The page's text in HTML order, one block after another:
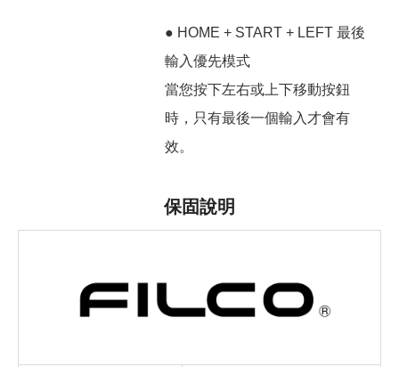
● HOME + START + LEFT 最後
輸入優先模式
當您按下左右或上下移動按鈕
時，只有最後一個輸入才會有
效。
保固說明